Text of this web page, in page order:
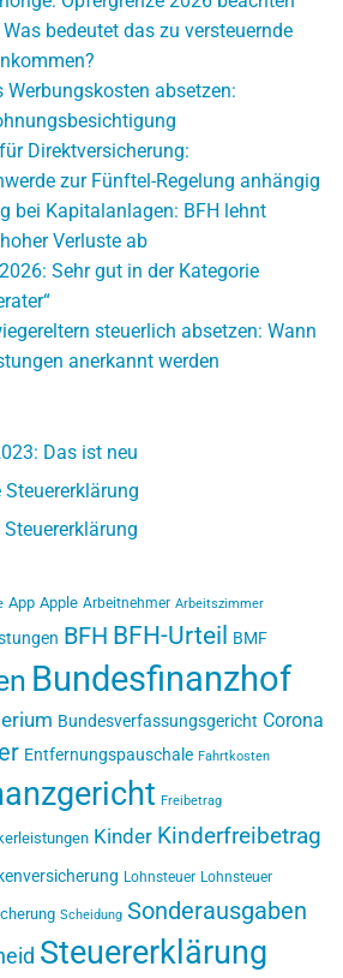
bedeutet das zu versteuernde
Werbungskosten absetzen:
Direktversicherung:
zur Fünftel-Regelung anhängig
bei Kapitalanlagen: BFH lehnt
Verluste ab
Sehr gut in der Kategorie
steuerlich absetzen: Wann
anerkannt werden
Das ist neu
App Apple Arbeitnehmer Arbeitszimmer
BFH BFH-Urteil BMF
Bundesfinanzhof
Bundesverfassungsgericht Corona
Entfernungspauschale Fahrtkosten
Freibetrag
Kinder Kinderfreibetrag
Lohnsteuer Lohnsteuer
Scheidung Sonderausgaben
Steuererklärung